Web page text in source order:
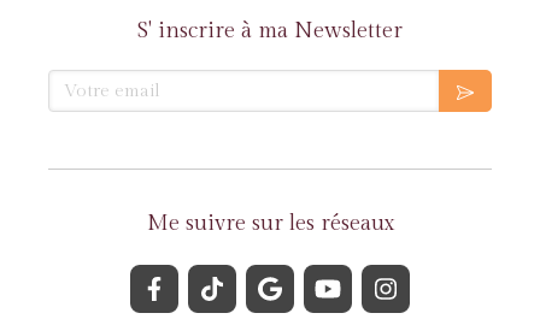
S' inscrire à ma Newsletter
Votre email
Me suivre sur les réseaux